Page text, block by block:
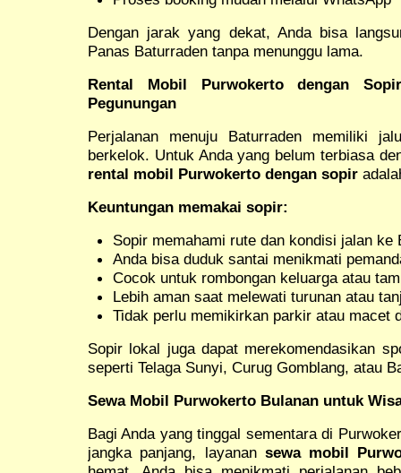
Dengan jarak yang dekat, Anda bisa
Panas Baturraden tanpa menunggu lama.
Rental Mobil Purwokerto dengan
Pegunungan
Perjalanan menuju Baturraden memiliki
berkelok. Untuk Anda yang belum terbiasa
rental mobil Purwokerto dengan sopir
Keuntungan memakai sopir:
Sopir memahami rute dan kondisi jalan ke
Anda bisa duduk santai menikmati
Cocok untuk rombongan keluarga atau
Lebih aman saat melewati turunan atau
Tidak perlu memikirkan parkir atau macet
Sopir lokal juga dapat merekomendasikan
seperti Telaga Sunyi, Curug Gomblang, atau
Sewa Mobil Purwokerto Bulanan untuk
Bagi Anda yang tinggal sementara di
jangka panjang, layanan sewa mobil